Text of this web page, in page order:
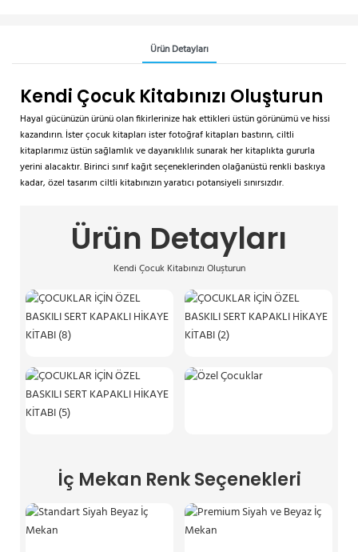
Ürün Detayları
Kendi Çocuk Kitabınızı Oluşturun
Hayal gücünüzün ürünü olan fikirlerinize hak ettikleri üstün görünümü ve hissi
kazandırın. İster çocuk kitapları ister fotoğraf kitapları bastırın, ciltli
kitaplarımız üstün sağlamlık ve dayanıklılık sunarak her kitaplıkta gururla
yerini alacaktır. Birinci sınıf kağıt seçeneklerinden olağanüstü renkli baskıya
kadar, özel tasarım ciltli kitabınızın yaratıcı potansiyeli sınırsızdır.
Ürün Detayları
Kendi Çocuk Kitabınızı Oluşturun
İç Mekan Renk Seçenekleri